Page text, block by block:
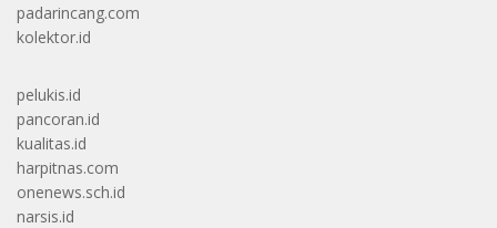
padarincang.com
kolektor.id
pelukis.id
pancoran.id
kualitas.id
harpitnas.com
onenews.sch.id
narsis.id